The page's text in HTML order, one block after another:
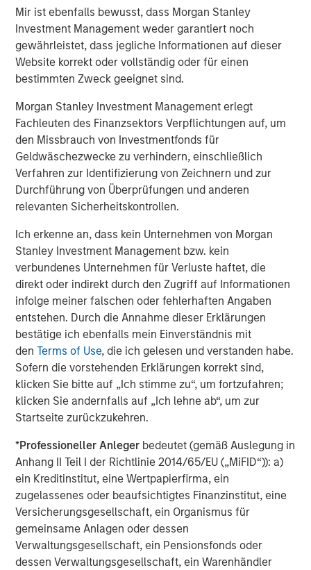
Mir ist ebenfalls bewusst, dass Morgan Stanley
Investment Management weder garantiert noch
gewährleistet, dass jegliche Informationen auf dieser
Website korrekt oder vollständig oder für einen
bestimmten Zweck geeignet sind.
Morgan Stanley Investment Management erlegt
Fachleuten des Finanzsektors Verpflichtungen auf, um
den Missbrauch von Investmentfonds für
Geldwäschezwecke zu verhindern, einschließlich
Verfahren zur Identifizierung von Zeichnern und zur
Durchführung von Überprüfungen und anderen
relevanten Sicherheitskontrollen.
Ich erkenne an, dass kein Unternehmen von Morgan
Stanley Investment Management bzw. kein
verbundenes Unternehmen für Verluste haftet, die
direkt oder indirekt durch den Zugriff auf Informationen
infolge meiner falschen oder fehlerhaften Angaben
entstehen. Durch die Annahme dieser Erklärungen
bestätige ich ebenfalls mein Einverständnis mit
denTerms of Use, die ich gelesen und verstanden habe.
Sofern die vorstehenden Erklärungen korrekt sind,
klicken Sie bitte auf „Ich stimme zu“, um fortzufahren;
klicken Sie andernfalls auf „Ich lehne ab“, um zur
Startseite zurückzukehren.
*Professioneller Anleger bedeutet (gemäß Auslegung in
Anhang II Teil I der Richtlinie 2014/65/EU („MiFID“)): a)
ein Kreditinstitut, eine Wertpapierfirma, ein
zugelassenes oder beaufsichtigtes Finanzinstitut, eine
Versicherungsgesellschaft, ein Organismus für
gemeinsame Anlagen oder dessen
Verwaltungsgesellschaft, ein Pensionsfonds oder
dessen Verwaltungsgesellschaft, ein Warenhändler
remarkable resilience, even amid stubbornly tight
spreads. The Bloomberg Global Aggregate Index USD
returned 8.17% in 2025 —its strongest performance since
2020 (and second-best since 2008)—marking a sharp
rebound from the losses during the Fed’s rate-hiking
The theme of higher starting yields and tighter index-
level spreads remains intact, but we anticipate greater
dispersion across both macro and credit positions. While
headlines emphasize tight corporate spreads, we believe
structural factors will help sustain these levels—yet
active credit selection will be the key driver of
global growth to moderate yet remain positive, with the
potential to reaccelerate in the second half. Corporate
fundamentals appear solid, supported by rising profits,
while the promise of AI-driven productivity gains looms
large.
Key themes for 2026 include:
Constructive global growth, with the U.S. and select
emerging markets leading the way.
Fiscal stimulus and an AI-driven capital expenditure
boom fueling demand.
Most central banks are poised to cut or to be on
hold, supporting risk assets and credit.
Sector-specific opportunities in securitized credit,
agency MBS, and emerging markets.
The need for selectivity as heavy supply and
shifting buyer bases test market resilience.